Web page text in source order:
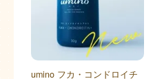
umino フカ・コンドロイチ